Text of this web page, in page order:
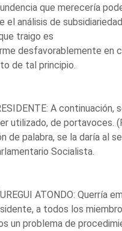
que merecería
el análisis de
traigo es
desfavorablemente en
de tal principio.
A continuación,
utilizado, de portavoces.
de palabra, se la daría al
Socialista.
ATONDO: Querría
a todos los
un problema de